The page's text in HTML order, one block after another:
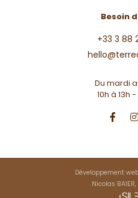
Besoin
+33 3 88
Du mardi
10h à 13h -
Développement
Nicolas